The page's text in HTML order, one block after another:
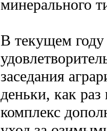
минерального
В текущем
заседания
деньки, как
комплекс